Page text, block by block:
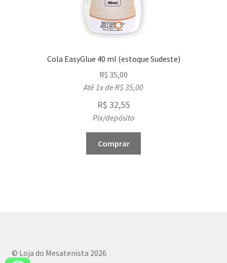
Cola EasyGlue 40 ml (estoque Sudeste)
R$ 35,00
Até 1x de R$35,00
R$ 32,55
Pix/depósito
Comprar
© Loja do Mesatenista 2026